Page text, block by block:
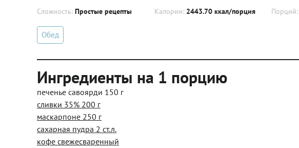
Сложность: Простые рецепты Калории: 2443.70 ккал/порция Порций:
Обед
Ингредиенты на 1 порцию
печенье савоярди 150 г
сливки 35% 200 г
маскарпоне 250 г
сахарная пудра 2 ст.л.
кофе свежесваренный